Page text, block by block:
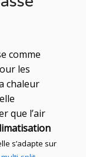
comme
les
chaleur
que l’air
s’adapte sur